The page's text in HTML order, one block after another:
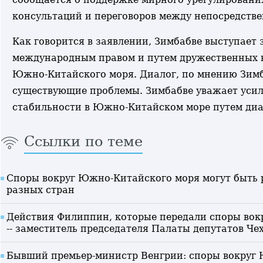
консультаций и переговоров между
Как говорится в заявлении, Зимбабве
международным правом и путем дружественных
Южно-Китайского моря. Диалог, по мнению
существующие проблемы. Зимбабве уважает
стабильности в Южно-Китайском море путем
Ссылки по теме
Cпоры вокруг Южно-Китайского моря могут
разных стран
Действия Филиппин, которые передали споры
-- заместитель председателя Палаты депутатов
Бывший премьер-министр Венгрии: споры